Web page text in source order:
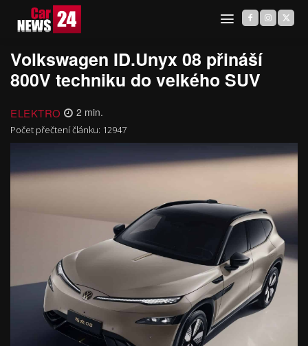
Volkswagen ID.Unyx 08 přináší
800V techniku do velkého SUV
ELEKTRO 2 min.
Počet přečtení článku: 12947